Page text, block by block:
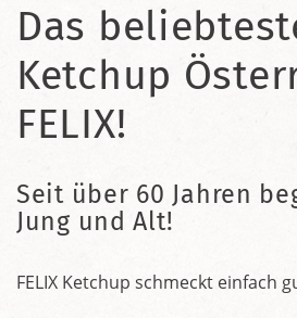
Das
Ketchup
FELIX!
Seit über 60 Jahren
Jung und Alt!
FELIX Ketchup schmeckt einfach